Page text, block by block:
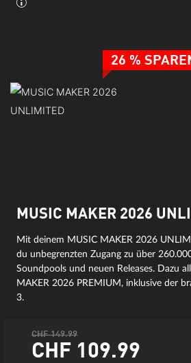
26 %
MUSIC MAKER 2026
Mit deinem MUSIC MAKER 2026
du unbegrenzten Zugang zu über
Soundpools und neuen Releases. Dazu
MAKER 2026 PREMIUM, inklusive der
3.
CHF 149.99
CHF 109.99